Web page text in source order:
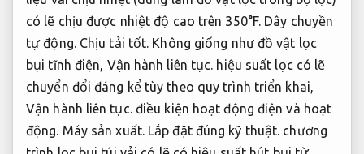
có lẽ chịu được nhiệt độ cao trên 350°F. Dây chuyền
tự động. Chịu tải tốt. Không giống như đồ vật lọc
bụi tĩnh điện, Vận hành liên tục. hiệu suất lọc có lẽ
chuyển đổi đáng kể tùy theo quy trình triển khai,
Vận hành liên tục.điều kiện hoạt động điện và hoạt
động. Máy sản xuất. Lắp đặt đúng kỹ thuật. chương